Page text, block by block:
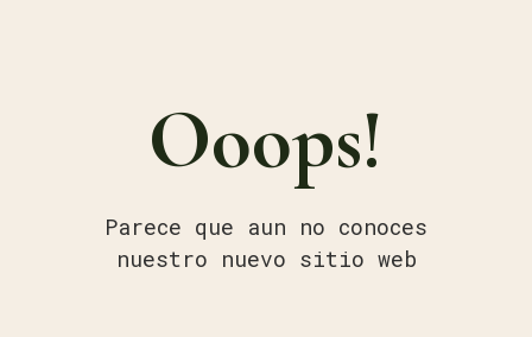
Ooops!
Parece que aun no conoces
nuestro nuevo sitio web